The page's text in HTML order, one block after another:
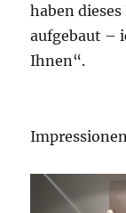
haben
aufgebaut –
Ihnen“.